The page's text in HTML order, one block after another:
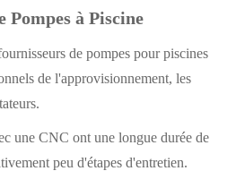
Pompes à Piscine
de pompes pour piscines
de l'approvisionnement, les
une CNC ont une longue durée de
peu d'étapes d'entretien.